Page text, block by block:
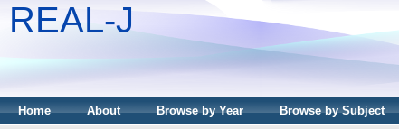
REAL-J
Home About Browse by Year Browse by Subject